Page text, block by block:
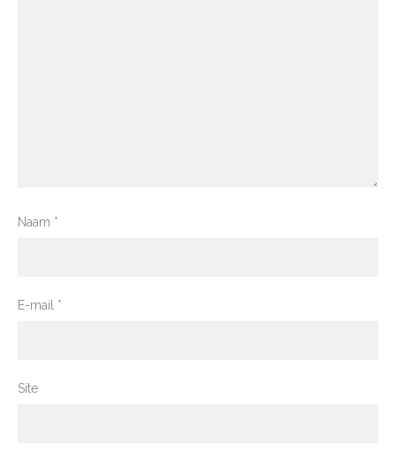
Naam *
E-mail *
Site